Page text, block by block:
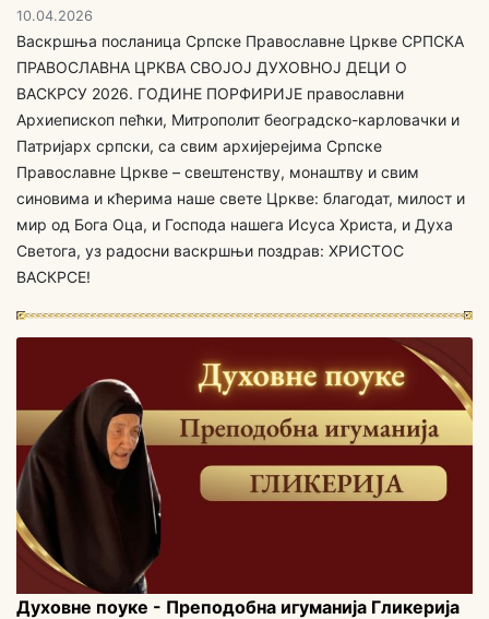
10.04.2026
Васкршња посланица Српске Православне Цркве СРПСКА
ПРАВОСЛАВНА ЦРКВА СВОЈОЈ ДУХОВНОЈ ДЕЦИ O
ВАСКРСУ 2026. ГОДИНЕ ПОРФИРИЈЕ православни
Архиепископ пећки, Митрополит београдско-карловачки и
Патријарх српски, са свим aрхијерејима Српске
Православне Цркве – свештенству, монаштву и свим
синовима и кћерима наше свете Цркве: благодат, милост и
мир од Бога Оца, и Господа нашега Исуса Христа, и Духа
Светога, уз радосни васкршњи поздрав: ХРИСТОС
ВАСКРСЕ!
Духовне поуке - Преподобна игуманија Гликерија